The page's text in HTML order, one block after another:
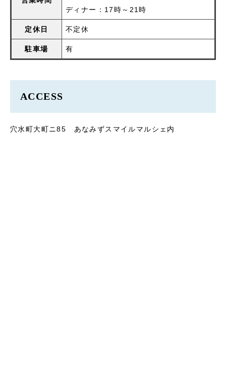
ディナー：17時～21時
定休日 不定休
駐車場 有
ACCESS
穴水町大町ニ85 あなみずスマイルマルシェ内